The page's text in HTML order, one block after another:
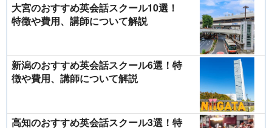
大宮のおすすめ英会話スクール10選！
特徴や費用、講師について解説
新潟のおすすめ英会話スクール6選！特
徴や費用、講師について解説
高知のおすすめ英会話スクール3選！特